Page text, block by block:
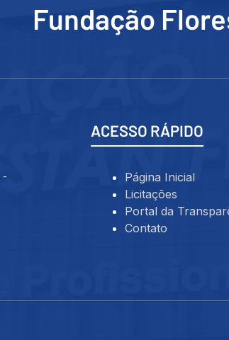
Fundação
-
ACESSO RÁPIDO
Página Inicial
Licitações
Portal da
Contato